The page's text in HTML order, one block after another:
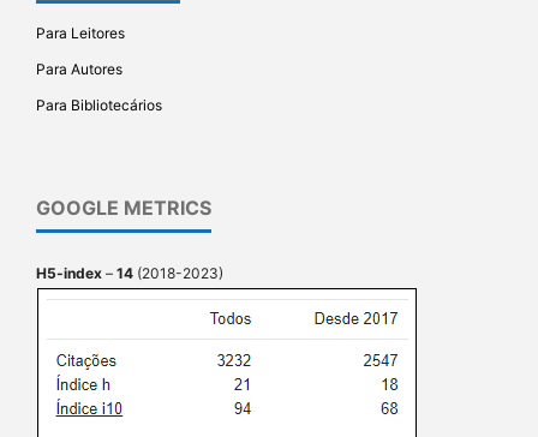
Para Leitores
Para Autores
Para Bibliotecários
GOOGLE METRICS
H5-index – 14 (2018-2023)